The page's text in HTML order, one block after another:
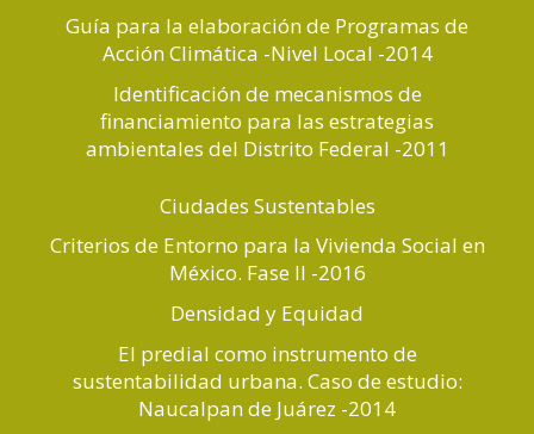
Guía para la elaboración de Programas de
Acción Climática -Nivel Local -2014
Identificación de mecanismos de
financiamiento para las estrategias
ambientales del Distrito Federal -2011
Ciudades Sustentables
Criterios de Entorno para la Vivienda Social en
México. Fase II -2016
Densidad y Equidad
El predial como instrumento de
sustentabilidad urbana. Caso de estudio:
Naucalpan de Juárez -2014